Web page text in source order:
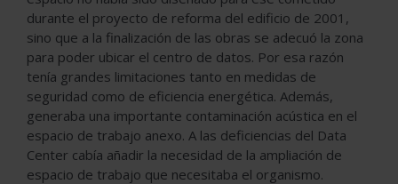
durante el proyecto de reforma del edificio de 2001,
sino que a la finalización de las obras se adecuó la zona
para poder ubicar el centro de datos. Por esa razón
tenía grandes limitaciones tanto en medidas de
seguridad como de eficiencia energética. Además,
generaba una importante contaminación acústica en el
espacio de trabajo anexo. A las deficiencias del Data
Center cabía añadir la necesidad de la ampliación de
espacio de trabajo que necesitaba el organismo.